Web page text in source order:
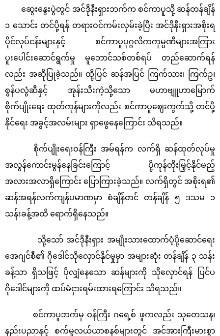
ဆွေးနွေးပွဲတွင် အင်ဒိုနီးရှားဘက်က စင်ကာပူသို့ ဆန်တန်ချိန်
၁ သောင်း တင်ပို့ရန် တရားဝင်ကမ်းလှမ်းခဲ့ပြီး အင်ဒိုနီးရှားအစိုးရ
ပိုင်လုပ်ငန်းများနှင့် စင်ကာပူပုဂ္ဂလိကကုမ္ပဏီများအကြား
ပူးပေါင်းဆောင်ရွက်မှု မူဘောင်သစ်တစ်ရပ် တည်ဆောက်ရန်
လည်း အဆိုပြုခဲ့သည်။ ထို့ပြင် ဆန်အပြင် ကြက်သား၊ ကြက်ဥ၊
စွန်ပလွံဆီနှင့် အုန်းသီးကဲ့သို့သော မဟာဗျူဟာမြောက်
စိုက်ပျိုးရေး ထုတ်ကုန်များကိုလည်း စင်ကာပူဈေးကွက်သို့ တင်ပို့
နိုင်ရေး အခွင့်အလမ်းများ ရှာဖွေနေကြောင်း သိရသည်။
စိုက်ပျိုးရေးဝန်ကြီး အမ်ရန်က လက်ရှိ ဆန်ထုတ်လုပ်မှု
အလွန်ကောင်းမွန်နေခြင်းကြောင့် ပို့ကုန်တိုးမြှင့်နိုင်မည့်
အလားအလာရှိကြောင်း ပြောကြားခဲ့သည်။ လက်ရှိတွင် အစိုးရ၏
ဆန်အရန်လက်ကျန်ပမာဏမှာ စံချိန်တင် တန်ချိန် ၅ ဒသမ ၁
သန်းခန့်အထိ ရောက်ရှိနေသည်။
သို့သော် အင်ဒိုနီးရှား အမျိုးသားထောက်ပံ့ပို့ဆောင်ရေး
အေဂျင်စီ၏ ဂိုဒေါင်သိုလှောင်နိုင်မှုမှာ အများဆုံး တန်ချိန် ၃ သန်း
ခန့်သာ ရှိသဖြင့် ပိုလျှံနေသော ဆန်များကို သိုလှောင်ရန် ပြင်ပ
ဂိုဒေါင်များကို ထပ်မံငှားရမ်းထားရကြောင်း သိရသည်။
စင်ကာပူဘက်မှ ဝန်ကြီး ဂရေ့စ် ဖူကလည်း သုတေသန၊
နည်းပညာနှင့် စက်မှုလယ်ယာစနစ်များတွင် အင်အားကြီးမားစွာ